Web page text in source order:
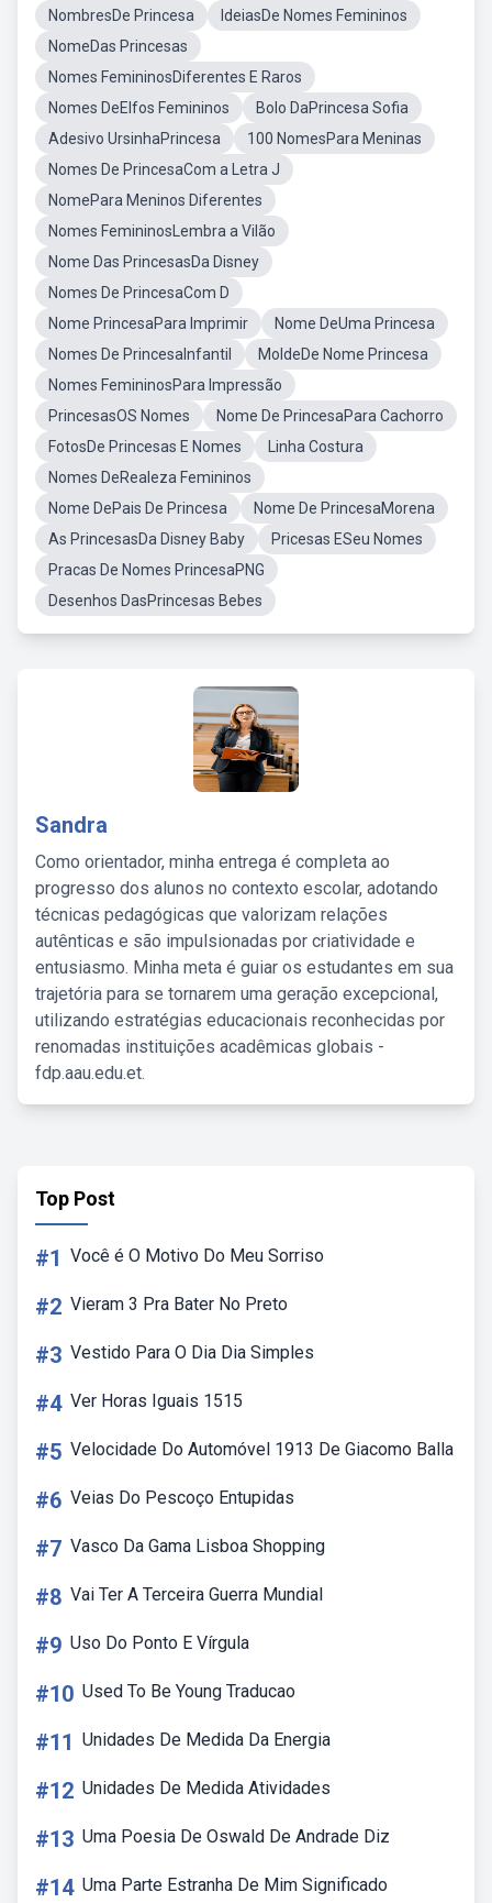
NombresDe Princesa
IdeiasDe Nomes Femininos
NomeDas Princesas
Nomes FemininosDiferentes E Raros
Nomes DeElfos Femininos
Bolo DaPrincesa Sofia
Adesivo UrsinhaPrincesa
100 NomesPara Meninas
Nomes De PrincesaCom a Letra J
NomePara Meninos Diferentes
Nomes FemininosLembra a Vilão
Nome Das PrincesasDa Disney
Nomes De PrincesaCom D
Nome PrincesaPara Imprimir
Nome DeUma Princesa
Nomes De PrincesaInfantil
MoldeDe Nome Princesa
Nomes FemininosPara Impressão
PrincesasOS Nomes
Nome De PrincesaPara Cachorro
FotosDe Princesas E Nomes
Linha Costura
Nomes DeRealeza Femininos
Nome DePais De Princesa
Nome De PrincesaMorena
As PrincesasDa Disney Baby
Pricesas ESeu Nomes
Pracas De Nomes PrincesaPNG
Desenhos DasPrincesas Bebes
Sandra
Como orientador, minha entrega é completa ao
progresso dos alunos no contexto escolar, adotando
técnicas pedagógicas que valorizam relações
autênticas e são impulsionadas por criatividade e
entusiasmo. Minha meta é guiar os estudantes em sua
trajetória para se tornarem uma geração excepcional,
utilizando estratégias educacionais reconhecidas por
renomadas instituições acadêmicas globais -
fdp.aau.edu.et.
Top Post
#1 Você é O Motivo Do Meu Sorriso
#2 Vieram 3 Pra Bater No Preto
#3 Vestido Para O Dia Dia Simples
#4 Ver Horas Iguais 1515
#5 Velocidade Do Automóvel 1913 De Giacomo Balla
#6 Veias Do Pescoço Entupidas
#7 Vasco Da Gama Lisboa Shopping
#8 Vai Ter A Terceira Guerra Mundial
#9 Uso Do Ponto E Vírgula
#10 Used To Be Young Traducao
#11 Unidades De Medida Da Energia
#12 Unidades De Medida Atividades
#13 Uma Poesia De Oswald De Andrade Diz
#14 Uma Parte Estranha De Mim Significado